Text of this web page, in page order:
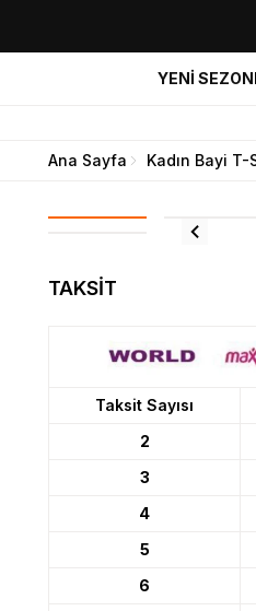
YENİ SEZON
Ana Sayfa Kadın Bayi T-
TAKSİT
Taksit Sayısı
2
3
4
5
6